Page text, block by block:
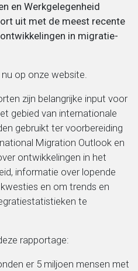
en Werkgelegenheid
uit met de meest recente
in migratie-
op onze website.
zijn belangrijke input voor
gebied van internationale
gebruikt ter voorbereiding
Migration Outlook en
ontwikkelingen in het
informatie over lopende
en om trends en
te
rapportage:
er 5 miljoen mensen met